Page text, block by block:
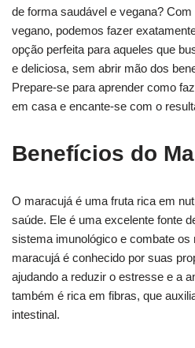
de forma saudável e vegana?
vegano, podemos fazer
opção perfeita para aqueles que
e deliciosa, sem abrir mão dos
Prepare-se para aprender como
em casa e encante-se com o
Benefícios do
O maracujá é uma fruta rica em
saúde. Ele é uma excelente fonte
sistema imunológico e combate
maracujá é conhecido por suas
ajudando a reduzir o estresse e a
também é rica em fibras, que
intestinal.